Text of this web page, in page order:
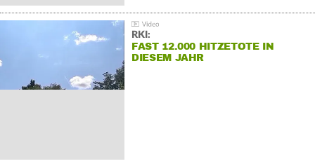
RKI:
FAST 12.000 HITZETOTE IN
DIESEM JAHR